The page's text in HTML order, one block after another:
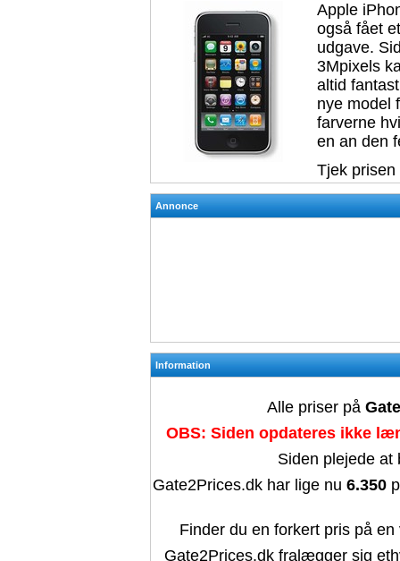
Apple
også fået
udgave.
3Mpixels
altid
nye model
farverne
en an den
Tjek
Annonce
Information
Alle priser på
OBS: Siden opdateres ikke
Siden plejede
Gate2Prices.dk har lige nu6.350
Finder du en forkert pris på
Gate2Prices.dk fralægger sig